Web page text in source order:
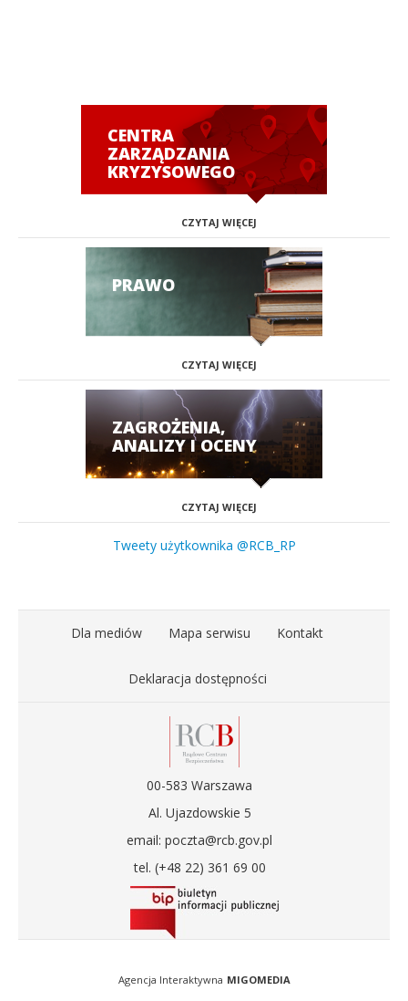
CENTRA
ZARZĄDZANIA
KRYZYSOWEGO
CZYTAJ WIĘCEJ
PRAWO
CZYTAJ WIĘCEJ
ZAGROŻENIA,
ANALIZY I OCENY
CZYTAJ WIĘCEJ
Tweety użytkownika @RCB_RP
Dla mediów Mapa serwisu Kontakt
Deklaracja dostępności
00-583 Warszawa
Al. Ujazdowskie 5
email: poczta@rcb.gov.pl
tel. (+48 22) 361 69 00
Agencja Interaktywna MIGOMEDIA